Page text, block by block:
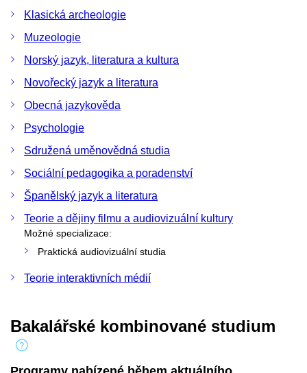
Klasická archeologie
Muzeologie
Norský jazyk, literatura a kultura
Novořecký jazyk a literatura
Obecná jazykověda
Psychologie
Sdružená uměnovědná studia
Sociální pedagogika a poradenství
Španělský jazyk a literatura
Teorie a dějiny filmu a audiovizuální kultury
Možné specializace:
Praktická audiovizuální studia
Teorie interaktivních médií
Bakalářské kombinované studium